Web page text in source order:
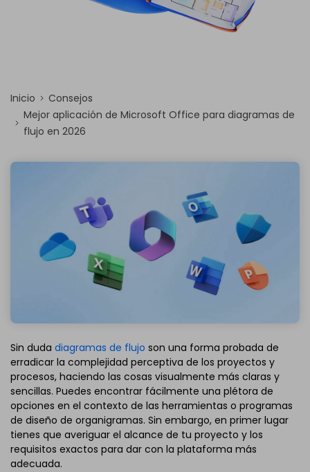
Inicio
Consejos
Mejor aplicación de Microsoft Office para diagramas de
flujo en 2026
Sin duda diagramas de flujo son una forma probada de
erradicar la complejidad perceptiva de los proyectos y
procesos, haciendo las cosas visualmente más claras y
sencillas. Puedes encontrar fácilmente una plétora de
opciones en el contexto de las herramientas o programas
de diseño de organigramas. Sin embargo, en primer lugar
tienes que averiguar el alcance de tu proyecto y los
requisitos exactos para dar con la plataforma más
adecuada.